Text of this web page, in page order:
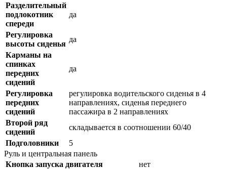
Разделительный
подлокотник
спереди
да
Регулировка
высоты сиденья
да
Карманы на
спинках
передних
сидений
да
Регулировка
передних
сидений
регулировка водительского сиденья в 4
направлениях, сиденья переднего
пассажира в 2 направлениях
Второй ряд
сидений
складывается в соотношении 60/40
Подголовники
5
Руль и центральная панель
Кнопка запуска двигателя
нет